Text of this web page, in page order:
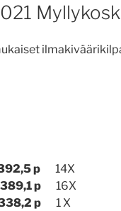
p 14X
389,1 p 16X
p 1 X